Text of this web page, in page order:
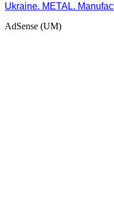
Ukraine. METAL.
AdSense (UM)